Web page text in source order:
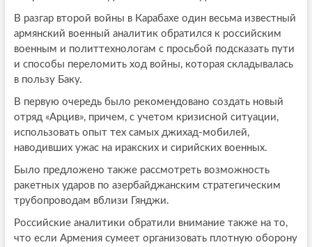
В разгар второй войны в Карабахе один весьма известный
армянский военный аналитик обратился к российским
военным и политтехнологам с просьбой подсказать пути
и способы переломить ход войны, которая складывалась
в пользу Баку.
В первую очередь было рекомендовано создать новый
отряд «Арцив», причем, с учетом кризисной ситуации,
использовать опыт тех самых джихад-мобилей,
наводивших ужас на иракских и сирийских военных.
Было предложено также рассмотреть возможность
ракетных ударов по азербайджанским стратегическим
трубопроводам вблизи Гянджи.
Российские аналитики обратили внимание также на то,
что если Армения сумеет организовать плотную оборону